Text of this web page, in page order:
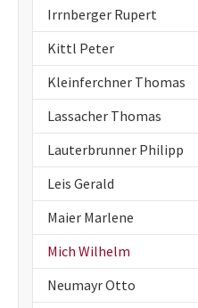
Irrnberger Rupert
Kittl Peter
Kleinferchner Thomas
Lassacher Thomas
Lauterbrunner Philipp
Leis Gerald
Maier Marlene
Mich Wilhelm
Neumayr Otto